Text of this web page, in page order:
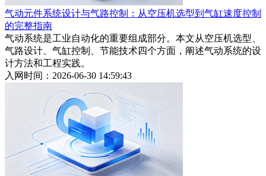
气动元件系统设计与气路控制：从空压机选型到气缸速度控制
的完整指南
气动系统是工业自动化的重要组成部分。本文从空压机选型、
气路设计、气缸控制、节能技术四个方面，阐述气动系统的设
计方法和工程实践。
入网时间：2026-06-30 14:59:43